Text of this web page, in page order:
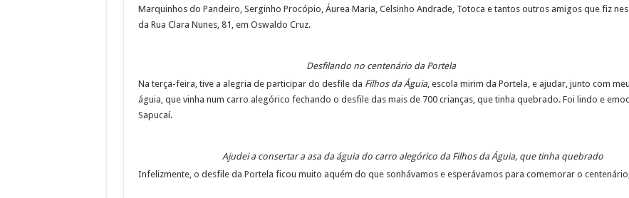
Marquinhos do Pandeiro, Serginho Procópio, Áurea Maria, Celsinho Andrade, Totoca e tantos outros amigos que fiz
da Rua Clara Nunes, 81, em Oswaldo Cruz.
Desfilando no centenário da Portela
Na terça-feira, tive a alegria de participar do desfile da Filhos da Águia, escola mirim da Portela, e ajudar, junto com
águia, que vinha num carro alegórico fechando o desfile das mais de 700 crianças, que tinha quebrado. Foi lindo e
Sapucaí.
Ajudei a consertar a asa da águia do carro alegórico da Filhos da Águia, que tinha quebrado
Infelizmente, o desfile da Portela ficou muito aquém do que sonhávamos e esperávamos para comemorar o